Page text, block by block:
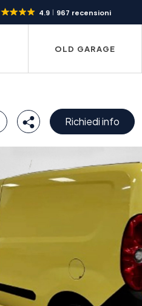
4.9 967 recensioni
OLD GARAGE
Richiedi info